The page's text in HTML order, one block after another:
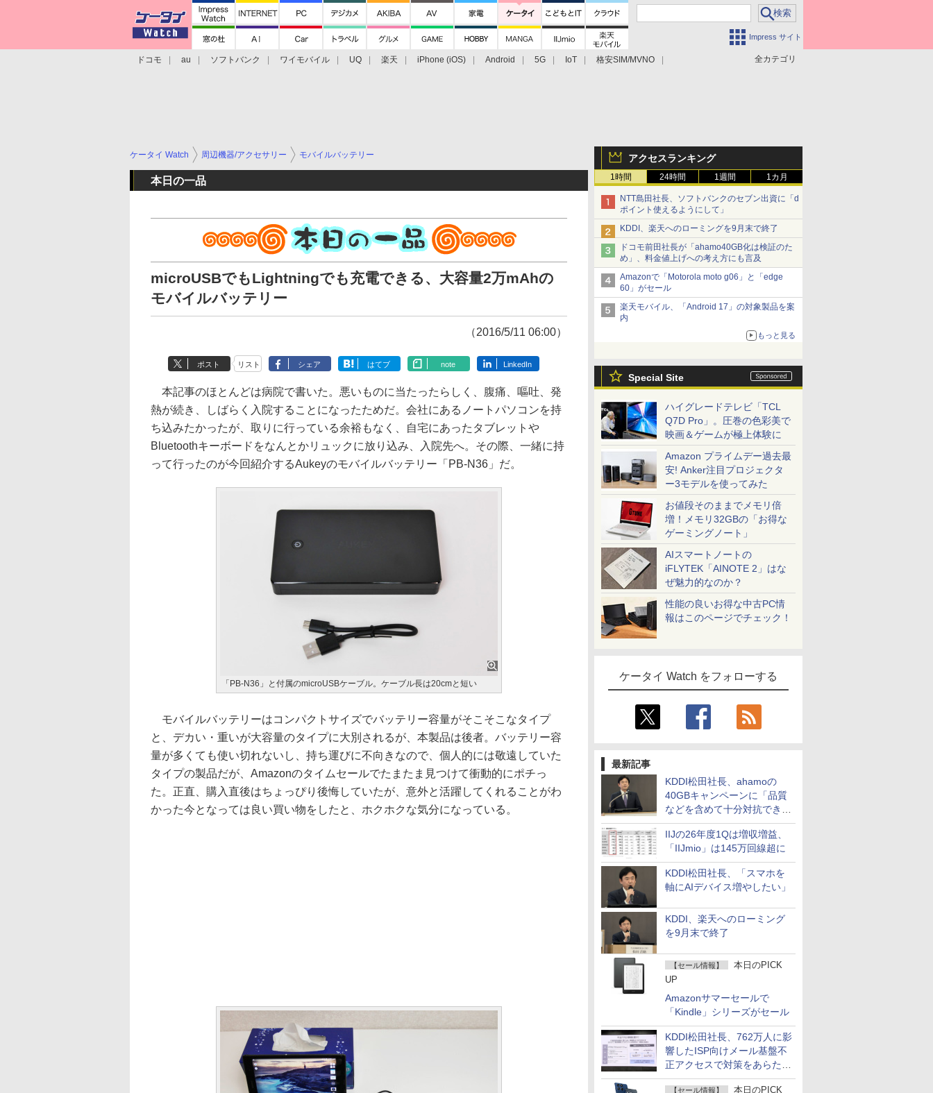
Impress サイト
全カテゴリ
ドコモ au ソフトバンク ワイモバイル UQ 楽天 iPhone (iOS) Android 5G IoT
格安SIM/MVNO
アクセスランキング
1時間 24時間 1週間 1カ月
NTT島田社長、ソフトバンクのセブン出資に「d
ポイント使えるようにして」
KDDI、楽天へのローミングを9月末で終了
ドコモ前田社長が「ahamo40GB化は検証のた
め」、料金値上げへの考え方にも言及
Amazonで「Motorola moto g06」と「edge
60」がセール
楽天モバイル、「Android 17」の対象製品を案
内
もっと見る
Special Site
ハイグレードテレビ「TCL
Q7D Pro」。圧巻の色彩美で
映画＆ゲームが極上体験に
Amazon プライムデー過去最
安! Anker注目プロジェクタ
ー3モデルを使ってみた
お値段そのままでメモリ倍
増！メモリ32GBの「お得な
ゲーミングノート」
AIスマートノートの
iFLYTEK「AINOTE 2」はな
ぜ魅力的なのか？
性能の良いお得な中古PC情
報はこのページでチェック！
ケータイ Watch をフォローする
最新記事
KDDI松田社長、ahamoの
40GBキャンペーンに「品質
などを含めて十分対抗でき
る」
IIJの26年度1Qは増収増益、
「IIJmio」は145万回線超に
KDDI松田社長、「スマホを
軸にAIデバイス増やしたい」
KDDI、楽天へのローミング
を9月末で終了
【セール情報】
本日のPICK
UP
Amazonサマーセールで
「Kindle」シリーズがセール
KDDI松田社長、762万人に影
響したISP向けメール基盤不
正アクセスで対策をあらため
て説明
【セール情報】
本日のPICK
ケータイ Watch 周辺機器/アクセサリー モバイルバッテリー
本日の一品
microUSBでもLightningでも充電できる、大容量2万mAhの
モバイルバッテリー
（2016/5/11 06:00）
ポスト リスト シェア はてブ note LinkedIn
本記事のほとんどは病院で書いた。悪いものに当たったらしく、腹痛、嘔吐、発
熱が続き、しばらく入院することになったためだ。会社にあるノートパソコンを持
ち込みたかったが、取りに行っている余裕もなく、自宅にあったタブレットや
Bluetoothキーボードをなんとかリュックに放り込み、入院先へ。その際、一緒に持
って行ったのが今回紹介するAukeyのモバイルバッテリー「PB-N36」だ。
「PB-N36」と付属のmicroUSBケーブル。ケーブル長は20cmと短い
モバイルバッテリーはコンパクトサイズでバッテリー容量がそこそこなタイプ
と、デカい・重いが大容量のタイプに大別されるが、本製品は後者。バッテリー容
量が多くても使い切れないし、持ち運びに不向きなので、個人的には敬遠していた
タイプの製品だが、Amazonのタイムセールでたまたま見つけて衝動的にポチっ
た。正直、購入直後はちょっぴり後悔していたが、意外と活躍してくれることがわ
かった今となっては良い買い物をしたと、ホクホクな気分になっている。